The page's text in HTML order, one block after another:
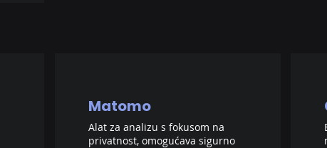
Matomo
Alat za analizu s fokusom na
privatnost, omogućava sigurno